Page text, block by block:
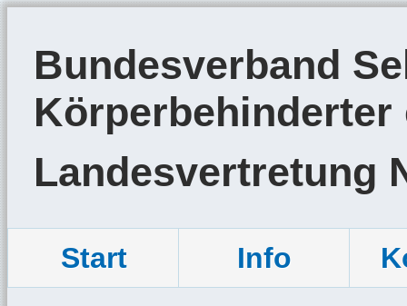
Bundesverband
Körperbehinderter
Landesvertretung
Start Info